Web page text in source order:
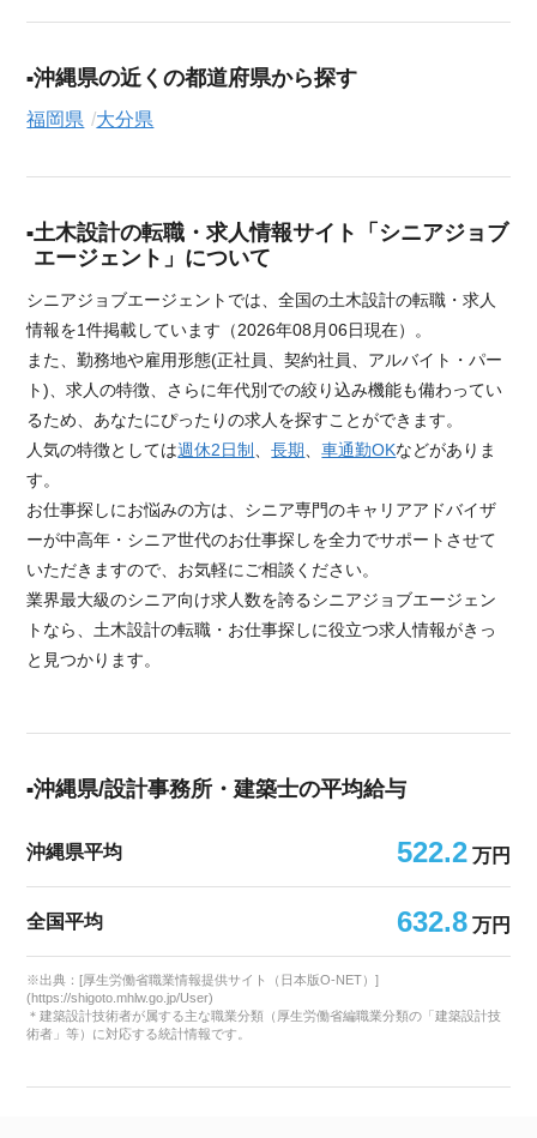
沖縄県の近くの都道府県から探す
福岡県 大分県
土木設計の転職・求人情報サイト「シニアジョブ
エージェント」について
シニアジョブエージェントでは、全国の土木設計の転職・求人
情報を1件掲載しています（2026年08月06日現在）。
また、勤務地や雇用形態(正社員、契約社員、アルバイト・パー
ト)、求人の特徴、さらに年代別での絞り込み機能も備わってい
るため、あなたにぴったりの求人を探すことができます。
人気の特徴としては週休2日制 、長期、車通勤OKなどがありま
す。
お仕事探しにお悩みの方は、シニア専門のキャリアアドバイザ
ーが中高年・シニア世代のお仕事探しを全力でサポートさせて
いただきますので、お気軽にご相談ください。
業界最大級のシニア向け求人数を誇るシニアジョブエージェン
トなら、土木設計の転職・お仕事探しに役立つ求人情報がきっ
と見つかります。
沖縄県/設計事務所・建築士の平均給与
沖縄県平均 522.2 万円
全国平均 632.8 万円
※出典：[厚生労働省職業情報提供サイト（日本版O-NET）]
(https://shigoto.mhlw.go.jp/User)
＊建築設計技術者が属する主な職業分類（厚生労働省編職業分類の「建築設計技
術者」等）に対応する統計情報です。